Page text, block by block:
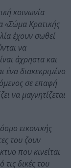
κοινωνία
«Σώμα Κρατικής
έχουν σωθεί
να
άχρηστα και
ένα διακεκριμένο
σε επαφή
να μαγνητίζεται
εικονικής
του ζουν
που κινείται
τις δικές του